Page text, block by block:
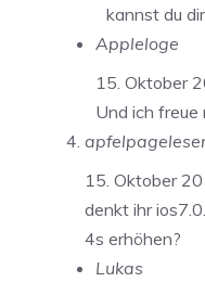
kannst du
Appleloge
15. Oktober
Und ich freue
15. Oktober
denkt ihr
4s erhöhen?
Lukas